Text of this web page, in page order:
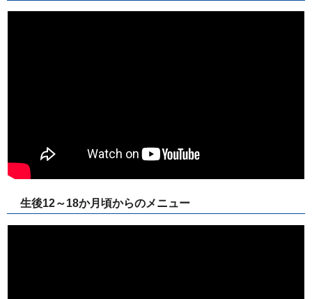
生後12～18か月頃からのメニュー